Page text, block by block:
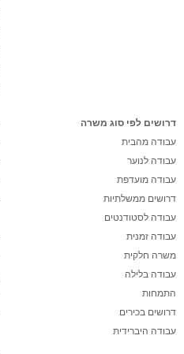
דרושים לפי סוג משרה
עבודה מהבית
עבודה לנוער
עבודה מועדפת
דרושים ממשלתיות
עבודה לסטודנטים
עבודה זמנית
משרה חלקית
עבודה בלילה
התמחות
דרושים בכירים
עבודה היברידית